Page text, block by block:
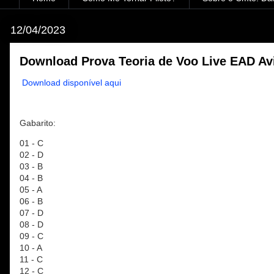
12/04/2023
Download Prova Teoria de Voo Live EAD
Download disponível aqui
Gabarito:
01 - C
02 - D
03 - B
04 - B
05 - A
06 - B
07 - D
08 - D
09 - C
10 - A
11 - C
12 - C